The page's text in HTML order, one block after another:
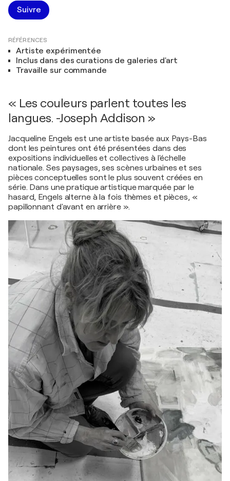
Suivre
RÉFÉRENCES
Artiste expérimentée
Inclus dans des curations de galeries d'art
Travaille sur commande
« Les couleurs parlent toutes les
langues. -Joseph Addison »
Jacqueline Engels est une artiste basée aux Pays-Bas
dont les peintures ont été présentées dans des
expositions individuelles et collectives à l'échelle
nationale. Ses paysages, ses scènes urbaines et ses
pièces conceptuelles sont le plus souvent créées en
série. Dans une pratique artistique marquée par le
hasard, Engels alterne à la fois thèmes et pièces, «
papillonnant d'avant en arrière ».